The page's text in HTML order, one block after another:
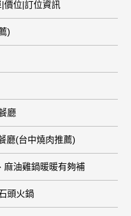
價位|訂位資訊
)
廳
廳(台中燒肉推薦)
麻油雞鍋暖暖有夠補
頭火鍋